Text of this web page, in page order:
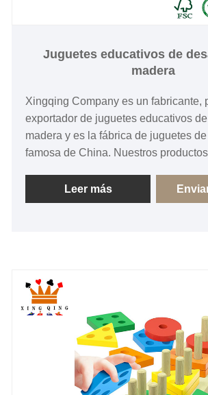
Juguetes educativos de
madera
Xingqing Company es un fabricante,
exportador de juguetes educativos
madera y es la fábrica de juguetes
famosa de China. Nuestros
venden en todo el mundo. ¡Siempre
fábrica cooperativa preferida para
Leer más